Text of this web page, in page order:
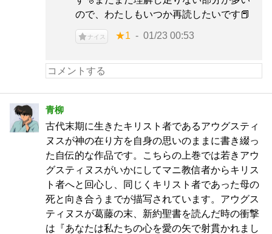
ので、わたしもいつか再読したいです📕
ナイス ★1 01/23 00:53
青柳
古代末期に生きたキリスト者であるアウグスティ
ヌスが神の在り方を自身の思いのままに書き綴っ
た自伝的な作品です。こちらの上巻では若きアウ
グスティヌスがいかにしてマニ教信者からキリス
ト者へと回心し、同じくキリスト者であった母の
死と向き合うまでが描写されています。アウグス
ティヌスが葛藤の末、新約聖書を読んだ時の衝撃
は『あなたは私たちの心を愛の矢で射貫かれまし